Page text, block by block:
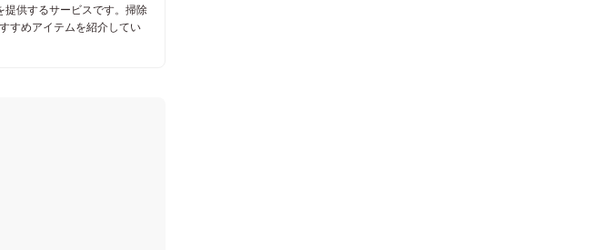
提供するサービスです。掃除
すめアイテムを紹介してい